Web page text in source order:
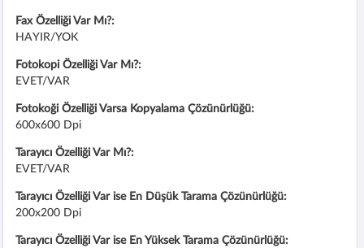
Fax Özelliği Var Mı?:
HAYIR/YOK
Fotokopi Özelliği Var Mı?:
EVET/VAR
Fotokoği Özelliği Varsa Kopyalama Çözünürlüğü:
600x600 Dpi
Tarayıcı Özelliği Var Mı?:
EVET/VAR
Tarayıcı Özelliği Var ise En Düşük Tarama Çözünürlüğü:
200x200 Dpi
Tarayıcı Özelliği Var ise En Yüksek Tarama Çözünürlüğü: